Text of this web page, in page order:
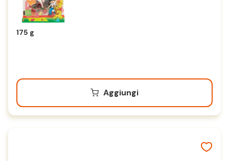
175 g
Aggiungi